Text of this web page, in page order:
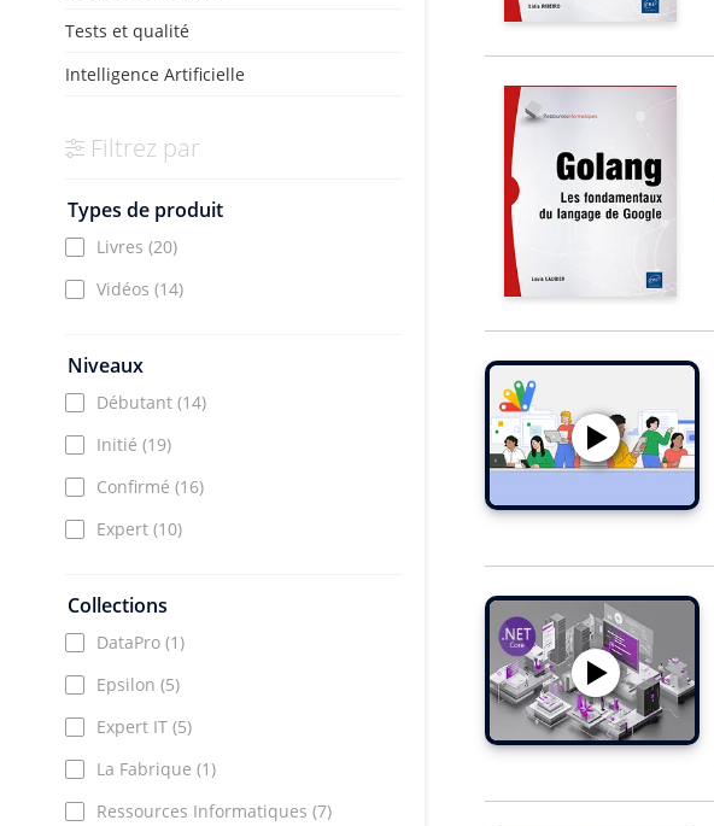
Tests et qualité
Intelligence Artificielle
Filtrez par
Types de produit
Livres (20)
Vidéos (14)
Niveaux
Débutant (14)
Initié (19)
Confirmé (16)
Expert (10)
Collections
DataPro (1)
Epsilon (5)
Expert IT (5)
La Fabrique (1)
Ressources Informatiques (7)